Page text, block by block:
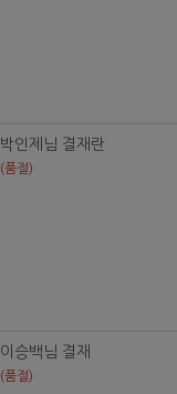
박인제님 결재란
(품절)
이승백님 결재
(품절)